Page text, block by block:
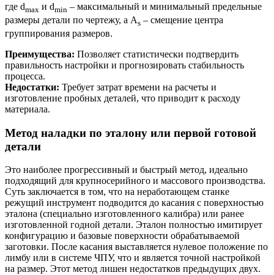
где dmax и dmin – максимальный и минимальный предельные
размеры детали по чертежу, а As – смещение центра
группирования размеров.
Преимущества: Позволяет статистически подтвердить
правильность настройки и прогнозировать стабильность
процесса.
Недостатки: Требует затрат времени на расчеты и
изготовление пробных деталей, что приводит к расходу
материала.
Метод наладки по эталону или первой готовой
детали
Это наиболее прогрессивный и быстрый метод, идеально
подходящий для крупносерийного и массового производства.
Суть заключается в том, что на неработающем станке
режущий инструмент подводится до касания с поверхностью
эталона (специально изготовленного калибра) или ранее
изготовленной годной детали. Эталон полностью имитирует
конфигурацию и базовые поверхности обрабатываемой
заготовки. После касания выставляется нулевое положение по
лимбу или в системе ЧПУ, что и является точной настройкой
на размер. Этот метод лишен недостатков предыдущих двух.